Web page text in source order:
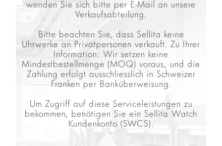
wenden Sie sich bitte per E-Mail an unsere
Verkaufsabteilung.
Bitte beachten Sie, dass Sellita keine
Uhrwerke an Privatpersonen verkauft. Zu Ihrer
Information: Wir setzen keine
Mindestbestellmenge (MOQ) voraus, und die
Zahlung erfolgt ausschliesslich in Schweizer
Franken per Banküberweisung.
Um Zugriff auf diese Serviceleistungen zu
bekommen, benötigen Sie ein Sellita Watch
Kundenkonto (SWCS).